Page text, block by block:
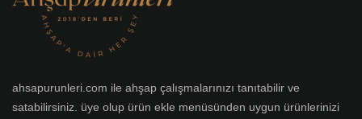
ahsapurunleri.com ile ahşap çalışmalarınızı tanıtabilir ve
satabilirsiniz. üye olup ürün ekle menüsünden uygun ürünlerinizi